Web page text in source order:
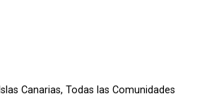
Islas Canarias, Todas las Comunidades